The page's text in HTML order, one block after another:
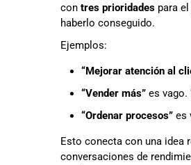
con tres prioridades para
haberlo conseguido.
Ejemplos:
“Mejorar atención al
“Vender más” es vago.
“Ordenar procesos” es
Esto conecta con una idea
conversaciones de